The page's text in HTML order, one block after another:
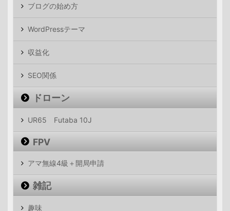
ブログの始め方
WordPressテーマ
収益化
SEO関係
ドローン
UR65 Futaba 10J
FPV
アマ無線4級＋開局申請
雑記
趣味